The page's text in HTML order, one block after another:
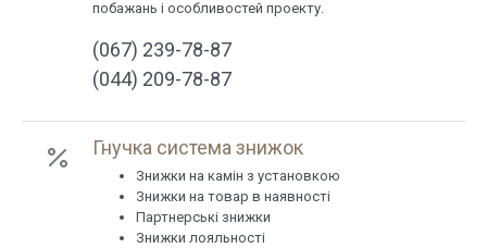
побажань і особливостей проекту.
(067) 239-78-87
(044) 209-78-87
Гнучка система знижок
Знижки на камін з установкою
Знижки на товар в наявності
Партнерські знижки
Знижки лояльності